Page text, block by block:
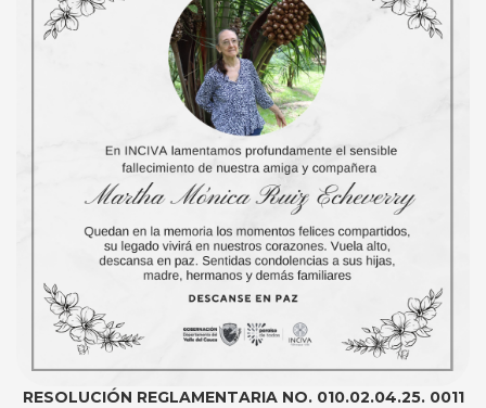
RESOLUCIÓN REGLAMENTARIA NO. 010.02.04.25. 0011